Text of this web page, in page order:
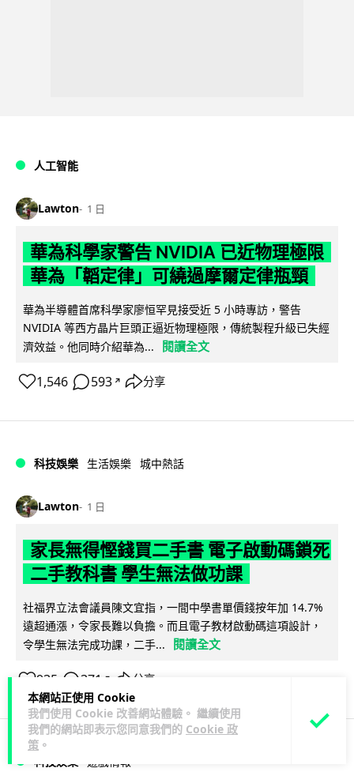
本網站正使用 Cookie
我們使用 Cookie 改善網站體驗。 繼續使用
我們的網站即表示您同意我們的 Cookie 政
策 。
人工智能
Lawton 1 日
華為科學家警告 NVIDIA 已近物理極限
華為「韜定律」可繞過摩爾定律瓶頸
華為半導體首席科學家廖恒罕見接受近 5 小時專訪，警告
NVIDIA 等西方晶片巨頭正逼近物理極限，傳統製程升級已失經
濟效益。他同時介紹華為...
閱讀全文
1,546 593 ↗ 分享
科技娛樂 生活娛樂 城中熱話
Lawton 1 日
家長無得慳錢買二手書 電子啟動碼鎖死
二手教科書 學生無法做功課
社福界立法會議員陳文宜指，一間中學書單價錢按年加 14.7%
遠超通漲，令家長難以負擔。而且電子教材啟動碼這項設計，
令學生無法完成功課，二手...
閱讀全文
935 371 ↗ 分享
科技娛樂 遊戲情報